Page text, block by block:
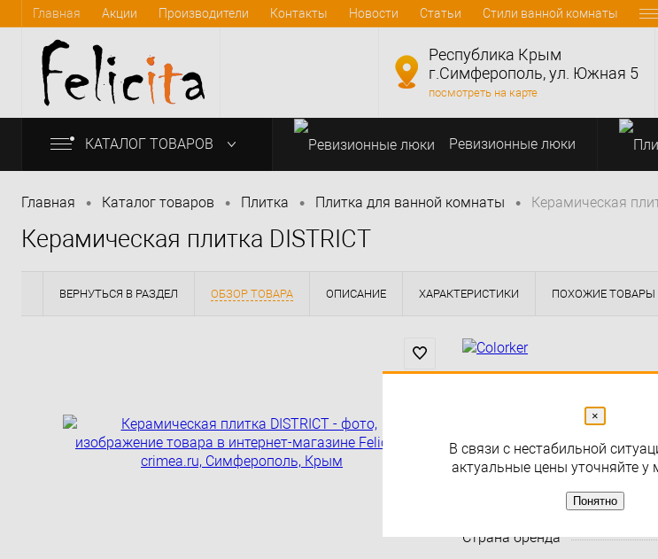
Главная Акции Производители Контакты Новости Статьи Стили ванной комнаты
info@felicita-crimea.ru
Республика Крым
г.Симферополь, ул. Южная 5
посмотреть на карте
КАТАЛОГ ТОВАРОВ Ревизионные люки
Главная • Каталог товаров • Плитка • Плитка для ванной комнаты • Керамическая
Керамическая плитка DISTRICT
ВЕРНУТЬСЯ В РАЗДЕЛ ОБЗОР ТОВАРА ОПИСАНИЕ ХАРАКТЕРИСТИКИ ПОХОЖИЕ ТОВАРЫ
Плитка для ванной
Характеристики:
Страна бренда
×
В связи с нестабильной
актуальные цены уточняйте у
Понятно